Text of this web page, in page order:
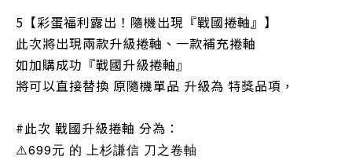
5【彩蛋福利露出！隨機出現『戰國捲軸』】
此次將出現兩款升級捲軸、一款補充捲軸
如加購成功『戰國升級捲軸』
將可以直接替換 原隨機單品 升級為 特獎品項，
#此次 戰國升級捲軸 分為：
⚠️699元 的 上杉謙信 刀之卷軸